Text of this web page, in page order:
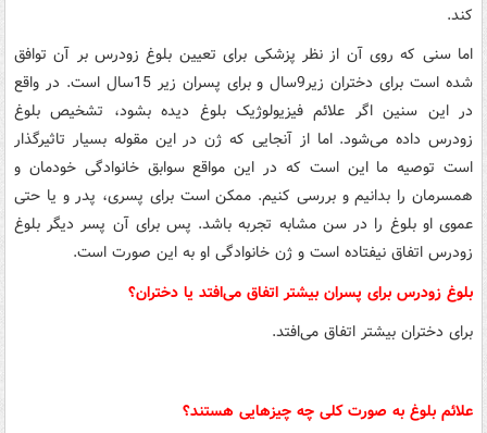
کند.
اما سنی که روی آن از نظر پزشکی برای تعیین بلوغ زودرس بر آن توافق
شده است برای دختران زیر9سال و برای پسران زیر 15سال است. در واقع
در این سنین اگر علائم فیزیولوژیک بلوغ دیده بشود، تشخیص بلوغ
زودرس داده می‌شود. اما از آنجایی که ژن در این مقوله بسیار تاثیرگذار
است توصیه ما این است که در این مواقع سوابق خانوادگی خودمان و
همسرمان را بدانیم و بررسی کنیم. ممکن است برای پسری، پدر و یا حتی
عموی او بلوغ را در سن مشابه تجربه باشد. پس برای آن پسر دیگر بلوغ
زودرس اتفاق نیفتاده است و ژن خانوادگی او به این صورت است.
بلوغ زودرس برای پسران بیشتر اتفاق می‌افتد یا دختران؟
برای دختران بیشتر اتفاق می‌افتد.
علائم بلوغ به صورت کلی چه چیزهایی هستند؟